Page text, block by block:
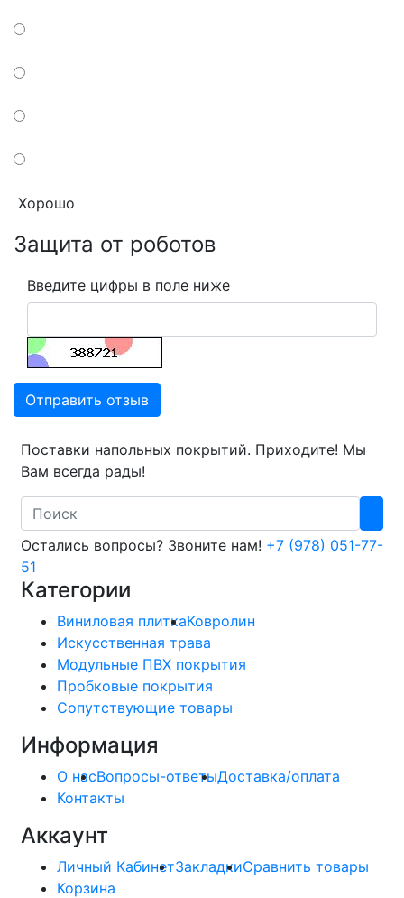
Хорошо
Защита от роботов
Введите цифры в поле ниже
Отправить отзыв
Поставки напольных покрытий. Приходите! Мы
Вам всегда рады!
Search
Остались вопросы? Звоните нам! +7 (978) 051-77-
51
Категории
Виниловая плиткаКовролин
Искусственная трава
Модульные ПВХ покрытия
Пробковые покрытия
Сопутствующие товары
Информация
О насВопросы-ответыДоставка/оплата
Контакты
Аккаунт
Личный КабинетЗакладкиСравнить товары
Корзина